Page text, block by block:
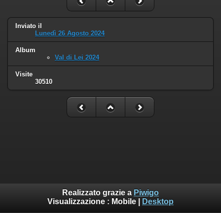
Inviato il
Lunedì 26 Agosto 2024
Album
Val di Lei 2024
Visite
30510
Realizzato grazie a Piwigo
Visualizzazione : Mobile Desktop